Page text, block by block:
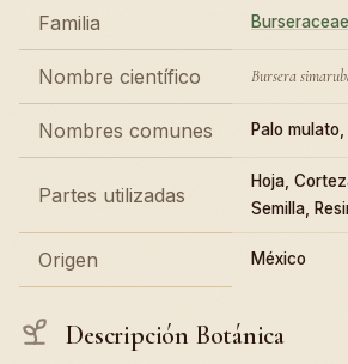
Familia Burseraceae
Nombre científico Bursera
Nombres comunes Palo
Partes utilizadas
Hoja,
Semilla,
Origen México
Descripción Botánica